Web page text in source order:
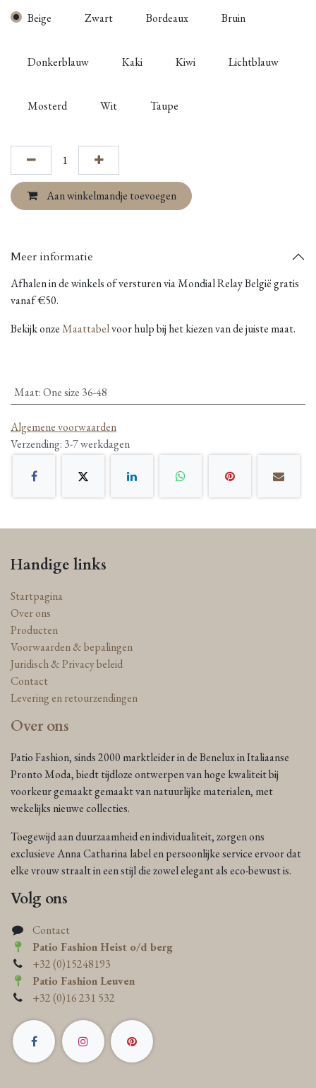
Beige Zwart Bordeaux Bruin
Donkerblauw Kaki Kiwi Lichtblauw
Mosterd Wit Taupe
Aan winkelmandje toevoegen
Meer informatie
Afhalen in de winkels of versturen via Mondial Relay België gratis
vanaf €50.
Bekijk onzeMaattabelvoor hulp bij het kiezen van de juiste maat.
Maat:One size 36-48
Algemene voorwaarden
Verzending: 3-7 werkdagen
Handige links
Startpagina
Over ons
Producten
Voorwaarden & bepalingen
Juridisch & Privacy beleid
Contact
Levering en retourzendingen
Over ons
Patio Fashion, sinds 2000 marktleider in de Benelux in Italiaanse
Pronto Moda, biedt tijdloze ontwerpen van hoge kwaliteit bij
voorkeur gemaakt gemaakt van natuurlijke materialen, met
wekelijks nieuwe collecties.
Toegewijd aan duurzaamheid en individualiteit, zorgen ons
exclusieve Anna Catharina label en persoonlijke service ervoor dat
elke vrouw straalt in een stijl die zowel elegant als eco-bewust is.
Volg ons
Contact
Patio Fashion Heist o/d berg
+32 (0)15248193
Patio Fashion Leuven
+32 (0)16 231 532